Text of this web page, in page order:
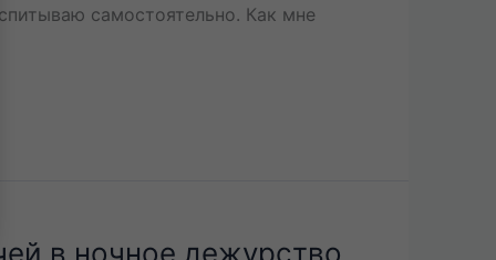
самостоятельно. Как мне
в ночное дежурство